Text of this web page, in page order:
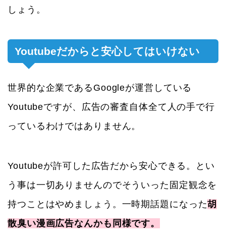
しょう。
Youtubeだからと安心してはいけない
世界的な企業であるGoogleが運営している
Youtubeですが、広告の審査自体全て人の手で行
っているわけではありません。
Youtubeが許可した広告だから安心できる。とい
う事は一切ありませんのでそういった固定観念を
持つことはやめましょう。一時期話題になった胡
散臭い漫画広告なんかも同様です。